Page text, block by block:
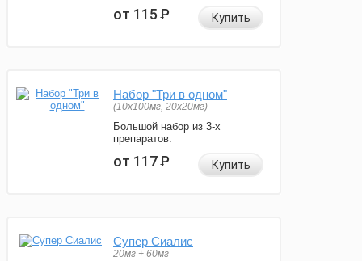
от 115Р Купить
Набор "Три в одном"
(10x100мг, 20x20мг)
Большой набор из 3-х
препаратов.
от 117Р Купить
Супер Сиалис
20мг + 60мг